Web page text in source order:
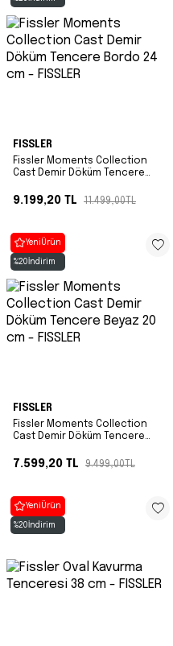
FISSLER
Fissler Moments Collection
Cast Demir Döküm Tencere
9.199,20 TL 11.499,00TL
Yeni Ürün
%20 İndirim
FISSLER
Fissler Moments Collection
Cast Demir Döküm Tencere
7.599,20 TL 9.499,00TL
Yeni Ürün
%20 İndirim